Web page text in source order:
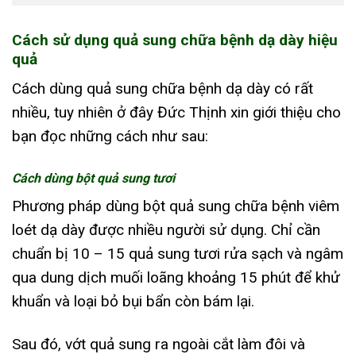
Cách sử dụng quả sung chữa bệnh dạ dày hiệu
quả
Cách dùng quả sung chữa bệnh dạ dày có rất
nhiều, tuy nhiên ở đây Đức Thịnh xin giới thiệu cho
bạn đọc những cách như sau:
Cách dùng bột quả sung tươi
Phương pháp dùng bột quả sung chữa bệnh viêm
loét dạ dày được nhiều người sử dụng. Chỉ cần
chuẩn bị 10 – 15 quả sung tươi rửa sạch và ngâm
qua dung dịch muối loãng khoảng 15 phút để khử
khuẩn và loại bỏ bụi bẩn còn bám lại.
Sau đó, vớt quả sung ra ngoài cắt làm đôi và